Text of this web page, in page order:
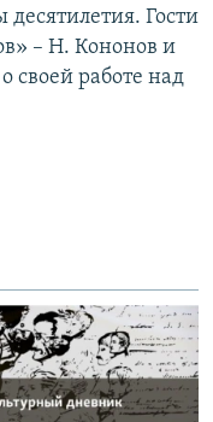
Гости
– Н. Кононов и
своей работе над